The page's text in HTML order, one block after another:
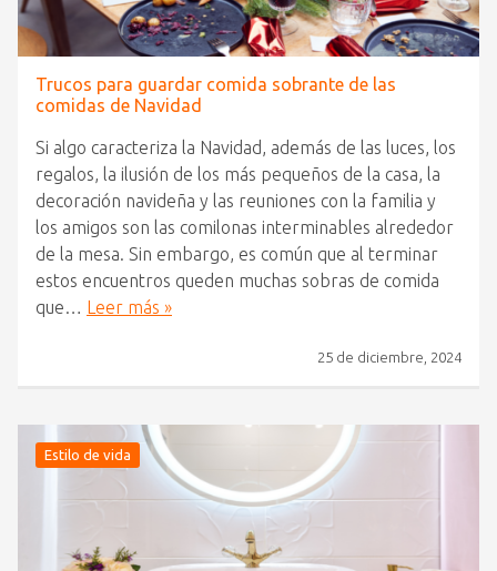
Trucos para guardar comida sobrante de las
comidas de Navidad
Si algo caracteriza la Navidad, además de las luces, los
regalos, la ilusión de los más pequeños de la casa, la
decoración navideña y las reuniones con la familia y
los amigos son las comilonas interminables alrededor
de la mesa. Sin embargo, es común que al terminar
estos encuentros queden muchas sobras de comida
que…
Leer más »
25 de diciembre, 2024
Estilo de vida